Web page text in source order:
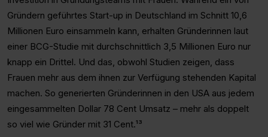
Gründern geführtes Start-up in Deutschland im Schnitt 10,6
Millionen Euro einsammeln kann, erhalten Gründerinnen laut
einer BCG-Studie mit durchschnittlich 3,5 Millionen Euro nur
knapp ein Drittel. Und das, obwohl Studien zeigen, dass
Frauen mehr aus dem ihnen zur Verfügung stehenden Kapital
machen. So generierten Gründerinnen in den USA aus jedem
eingesammelten Dollar 78 Cent Umsatz – mehr als doppelt
so viel wie Gründer mit 31 Cent.¹³